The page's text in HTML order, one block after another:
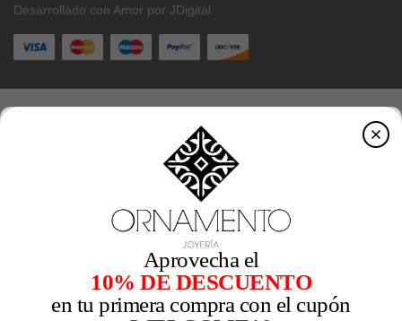
Desarrollado con Amor por JDigital
Aprovecha el
10% DE DESCUENTO
en tu primera compra con el cupón